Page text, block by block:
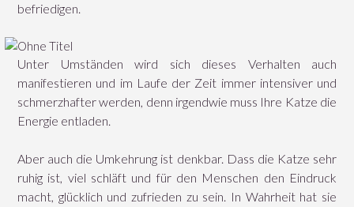
befriedigen.
Unter Umständen wird sich dieses Verhalten auch
manifestieren und im Laufe der Zeit immer intensiver und
schmerzhafter werden, denn irgendwie muss Ihre Katze die
Energie entladen.
Aber auch die Umkehrung ist denkbar. Dass die Katze sehr
ruhig ist, viel schläft und für den Menschen den Eindruck
macht, glücklich und zufrieden zu sein. In Wahrheit hat sie